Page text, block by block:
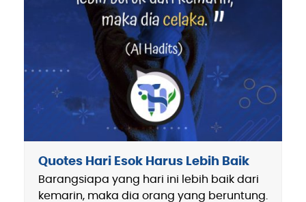
Quotes Hari Esok Harus Lebih Baik
Barangsiapa yang hari ini lebih baik dari
kemarin, maka dia orang yang beruntung.